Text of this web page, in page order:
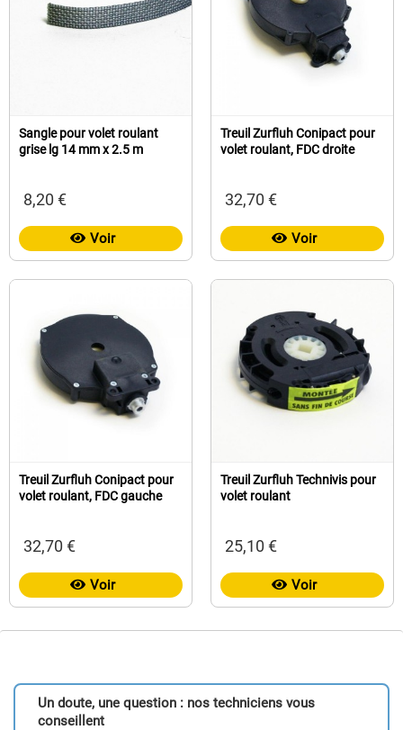
Sangle pour volet roulant
grise lg 14 mm x 2.5 m
8,20 €
Voir
Treuil Zurfluh Conipact pour
volet roulant, FDC droite
32,70 €
Voir
Treuil Zurfluh Conipact pour
volet roulant, FDC gauche
32,70 €
Voir
Treuil Zurfluh Technivis pour
volet roulant
25,10 €
Voir
Un doute, une question : nos techniciens vous
conseillent